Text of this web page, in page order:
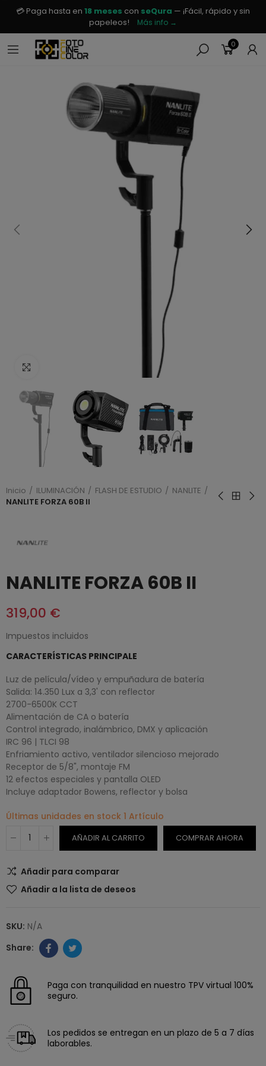
💳 Paga hasta en 18 meses con seQura — ¡Fácil, rápido y sin
papeleos!
Más info →
0
Inicio ILUMINACIÓN FLASH DE ESTUDIO
NANLITE
NANLITE FORZA 60B II
NANLITE FORZA 60B II
319,00 €
Impuestos incluidos
CARACTERÍSTICAS PRINCIPALE
Luz de película/vídeo y empuñadura de batería
Salida: 14.350 Lux a 3,3' con reflector
2700-6500K CCT
Alimentación de CA o batería
Control integrado, inalámbrico, DMX y aplicación
IRC 96 | TLCI 98
Enfriamiento activo, ventilador silencioso mejorado
Receptor de 5/8", montaje FM
12 efectos especiales y pantalla OLED
Incluye adaptador Bowens, reflector y bolsa
Últimas unidades en stock 1 Artículo
AÑADIR AL CARRITO COMPRAR AHORA
Añadir para comparar
Añadir a la lista de deseos
SKU: N/A
Paga con tranquilidad en nuestro TPV virtual 100%
seguro.
Los pedidos se entregan en un plazo de 5 a 7 días
laborables.